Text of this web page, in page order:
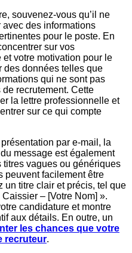
souvenez-vous qu’il ne
des informations
pour le poste. En
sur vos
votre motivation pour le
des données telles que
qui ne sont pas
recrutement. Cette
la lettre professionnelle et
sur ce qui compte
par e-mail, la
message est également
titres vagues ou génériques
peuvent facilement être
un titre clair et précis, tel que
– [Votre Nom] ».
candidature et montre
aux détails. En outre, un
les chances que votre
recruteur.